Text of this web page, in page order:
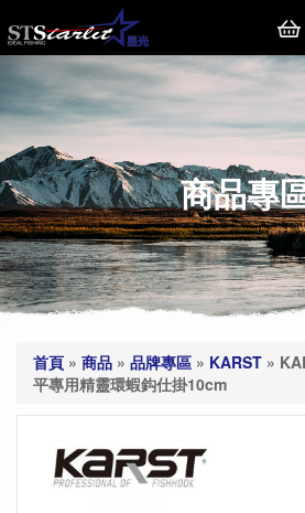
商品專
首頁 » 商品 » 品牌專區 » KARST »
平專用精靈環蝦鈎仕掛10cm